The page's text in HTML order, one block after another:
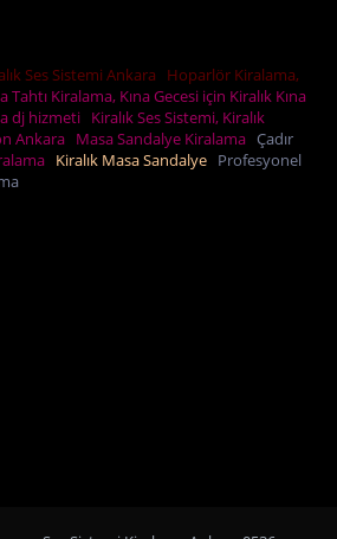
Ses Sistemi Ankara
Hoparlör Kiralama,
Tahtı Kiralama, Kına Gecesi için Kiralık Kına
dj hizmeti Kiralık Ses Sistemi, Kiralık
Ankara Masa Sandalye Kiralama Çadır
Kiralık Masa Sandalye Profesyonel